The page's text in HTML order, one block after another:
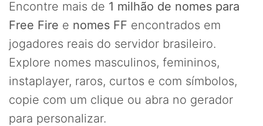
Encontre mais de 1 milhão de nomes para
Free Fire e nomes FF encontrados em
jogadores reais do servidor brasileiro.
Explore nomes masculinos, femininos,
instaplayer, raros, curtos e com símbolos,
copie com um clique ou abra no gerador
para personalizar.